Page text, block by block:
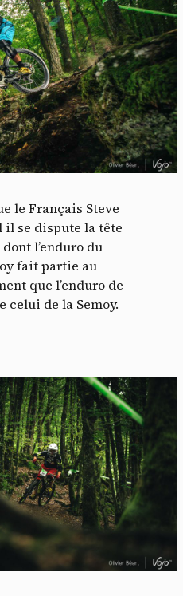
le Français Steve
il se dispute la tête
l’enduro du
fait partie au
que l’enduro de
celui de la Semoy.